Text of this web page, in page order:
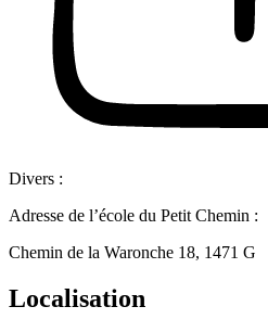
Divers :
Adresse de l’école du Petit Chemin :
Chemin de la Waronche 18, 1471 G
Localisation